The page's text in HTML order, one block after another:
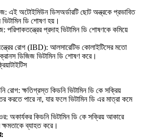
এই অটোইমিউন ডিসঅর্ডারটি ছোট অন্ত্রকে প্রভাবিত
ডি শোষণ হয়।
পরিপাকতন্ত্রের প্রদাহ ভিটামিন ডি শোষণকে কমিয়ে
রোগ (IBD): আলসারেটিভ কোলাইটিসের মতো
ডিজিজ ভিটামিন ডি শোষণ করে।
রোগ: ক্ষতিগ্রস্ত কিডনি ভিটামিন ডি কে সক্রিয়
করতে পারে না, যার ফলে ভিটামিন ডি এর মাত্রা কমে
অকার্যকর কিডনি ভিটামিন ডি কে সক্রিয় আকারে
ব্যাহত করে।